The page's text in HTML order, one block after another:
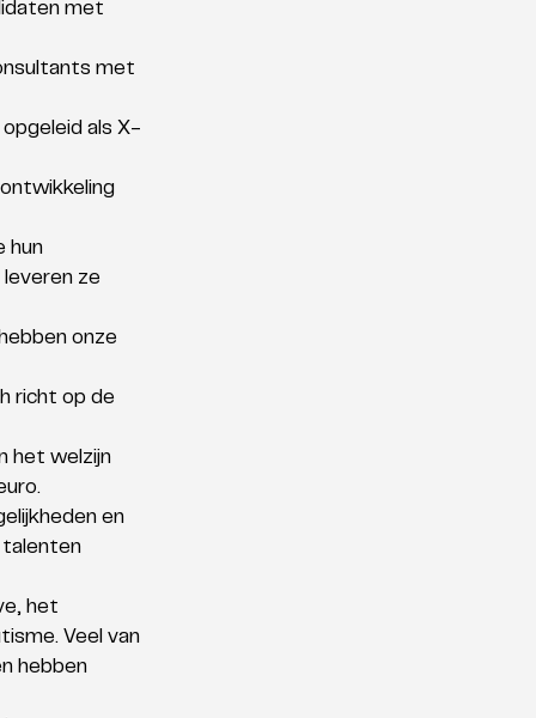
met
met
als X-
hun
ze
onze
richt op de
het welzijn
en
talenten
het
Veel van
hebben